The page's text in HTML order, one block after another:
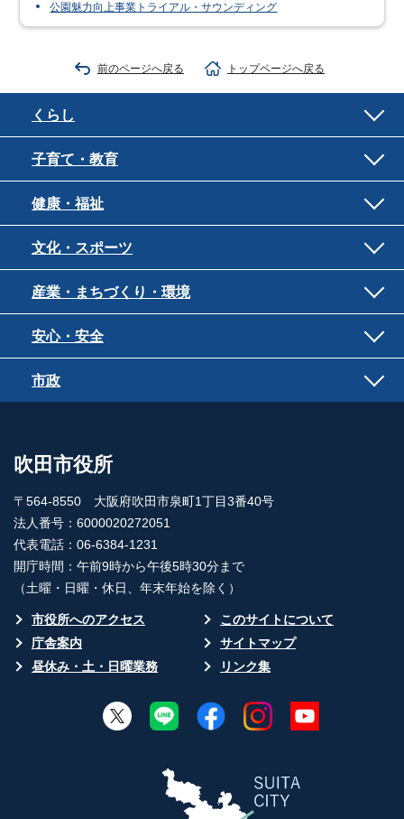
公園魅力向上事業トライアル・サウンディング
前のページへ戻る トップページへ戻る
くらし
子育て・教育
健康・福祉
文化・スポーツ
産業・まちづくり・環境
安心・安全
市政
吹田市役所
〒564-8550 大阪府吹田市泉町1丁目3番40号
法人番号：6000020272051
代表電話：06-6384-1231
開庁時間：午前9時から午後5時30分まで
（土曜・日曜・休日、年末年始を除く）
市役所へのアクセス
このサイトについて
庁舎案内
サイトマップ
昼休み・土・日曜業務
リンク集